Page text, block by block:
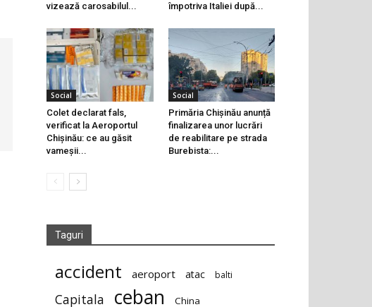
vizează carosabilul...
împotriva Italiei după...
Social
Colet declarat fals,
verificat la Aeroportul
Chișinău: ce au găsit
vameșii...
Social
Primăria Chișinău anunță
finalizarea unor lucrări
de reabilitare pe strada
Burebista:...
Taguri
accident aeroport atac balti
Capitala ceban China